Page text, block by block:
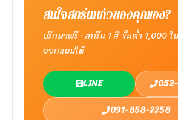
สนใจสกรีนแก้วของคุณเอง?
ปรึกษาฟรี · สกรีน 1 สี ขั้นต่ำ 1,000 ใ
ออกแบบให้
LINE
091-858-2258